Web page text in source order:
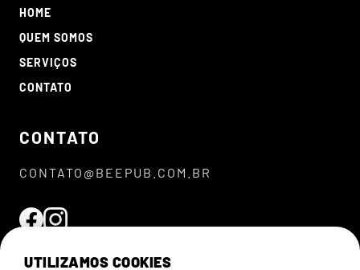
HOME
QUEM SOMOS
SERVIÇOS
CONTATO
CONTATO
CONTATO@BEEPUB.COM.BR
UTILIZAMOS COOKIES